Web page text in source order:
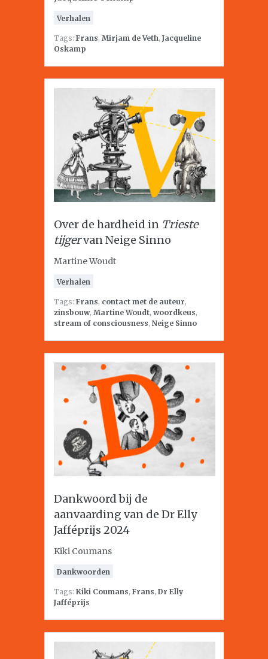
Verhalen
Tags: Frans, Mirjam de Veth, Jacqueline
Oskamp
Over de hardheid in Trieste
tijgervan Neige Sinno
Martine Woudt
Verhalen
Tags: Frans, contact met de auteur,
zinsbouw, Martine Woudt, woordkeus,
stream of consciousness, Neige Sinno
Dankwoord bij de
aanvaarding van de Dr Elly
Jafféprijs 2024
Kiki Coumans
Dankwoorden
Tags: Kiki Coumans, Frans, Dr Elly
Jafféprijs